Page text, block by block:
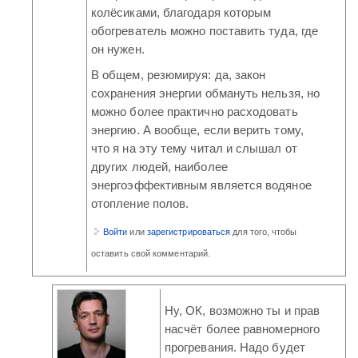
колёсиками, благодаря которым
обогреватель можно поставить туда, где
он нужен.
В общем, резюмируя: да, закон
сохранения энергии обмануть нельзя, но
можно более практично расходовать
энергию. А вообще, если верить тому,
что я на эту тему читал и слышал от
других людей, наиболее
энергоэффективным является водяное
отопление полов.
Войти или зарегистрироваться для того, чтобы
оставить свой комментарий.
Ну, ОК, возможно ты и прав
насчёт более равномерного
прогревания. Надо будет